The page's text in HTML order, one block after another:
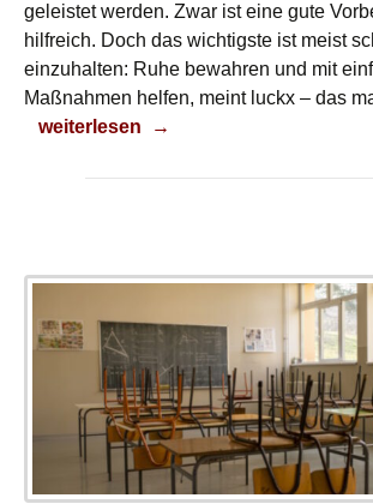
geleistet werden. Zwar ist eine gute
hilfreich. Doch das wichtigste ist meist
einzuhalten: Ruhe bewahren und mit
Maßnahmen helfen, meint luckx – das
Erste Hilfe zählt
weiterlesen →